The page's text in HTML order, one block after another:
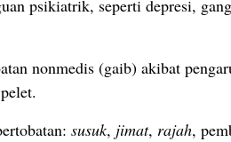
psikiatrik, seperti depresi,
nonmedis (gaib) akibat
susuk, jimat, rajah,